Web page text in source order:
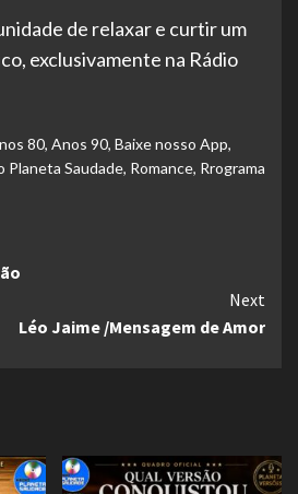
de relaxar e curtir um
exclusivamente na Rádio
80, Anos 90, Baixe nosso App,
Planeta Saudade, Romance, Rrograma
Next
Léo Jaime /Mensagem de Amor